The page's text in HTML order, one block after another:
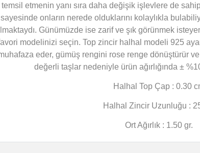
etmenin yanı sıra daha değişik işlevlere de
onların nerede olduklarını kolaylıkla
Günümüzde ise zarif ve şık görünmek
modelinizi seçin. Top zincir halhal modeli 925
eder, gümüş rengini rose renge dönüştürür
değerli taşlar nedeniyle ürün ağırlığında ±
Halhal Top Çap : 0.30
Halhal Zincir Uzunluğu :
Ort Ağırlık : 1.50 gr.